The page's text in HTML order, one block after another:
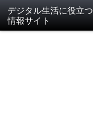
デジタル生活に役立つ
情報サイト